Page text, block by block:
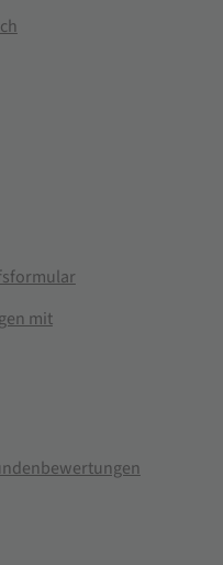
mit